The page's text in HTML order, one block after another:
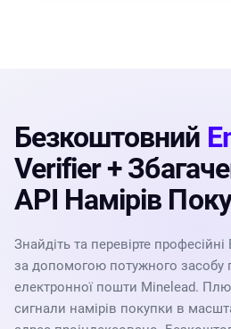
Безкоштовний
Verifier +
API Намірів
Знайдіть та перевірте
за допомогою потужного засобу
електронної пошти Minelead.
сигнали намірів покупки в